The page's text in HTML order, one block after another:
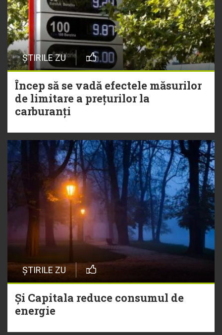
ȘTIRILE ZU
Încep să se vadă efectele măsurilor
de limitare a prețurilor la
carburanți
ȘTIRILE ZU
Și Capitala reduce consumul de
energie